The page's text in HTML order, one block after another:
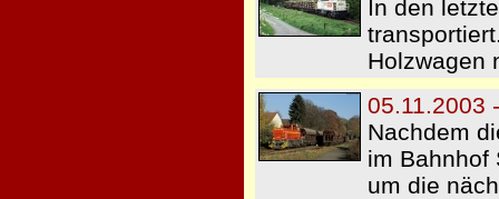
In den
Holzwagen
05.11.2003
Nachdem
im Bahnhof
um die